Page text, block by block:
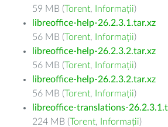
59 MB (Torent, Informații)
libreoffice-help-26.2.3.1.tar.xz
56 MB (Torent, Informații)
libreoffice-help-26.2.3.2.tar.xz
56 MB (Torent, Informații)
libreoffice-help-26.2.3.2.tar.xz
56 MB (Torent, Informații)
libreoffice-translations-
224 MB (Torent, Informații)